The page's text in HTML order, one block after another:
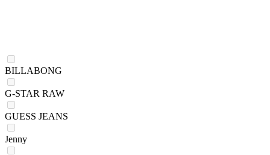
BILLABONG
G-STAR RAW
GUESS JEANS
Jenny